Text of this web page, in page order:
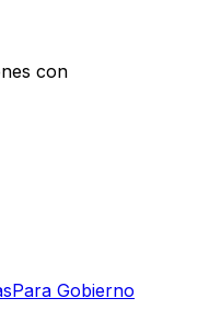
con
Para Gobierno